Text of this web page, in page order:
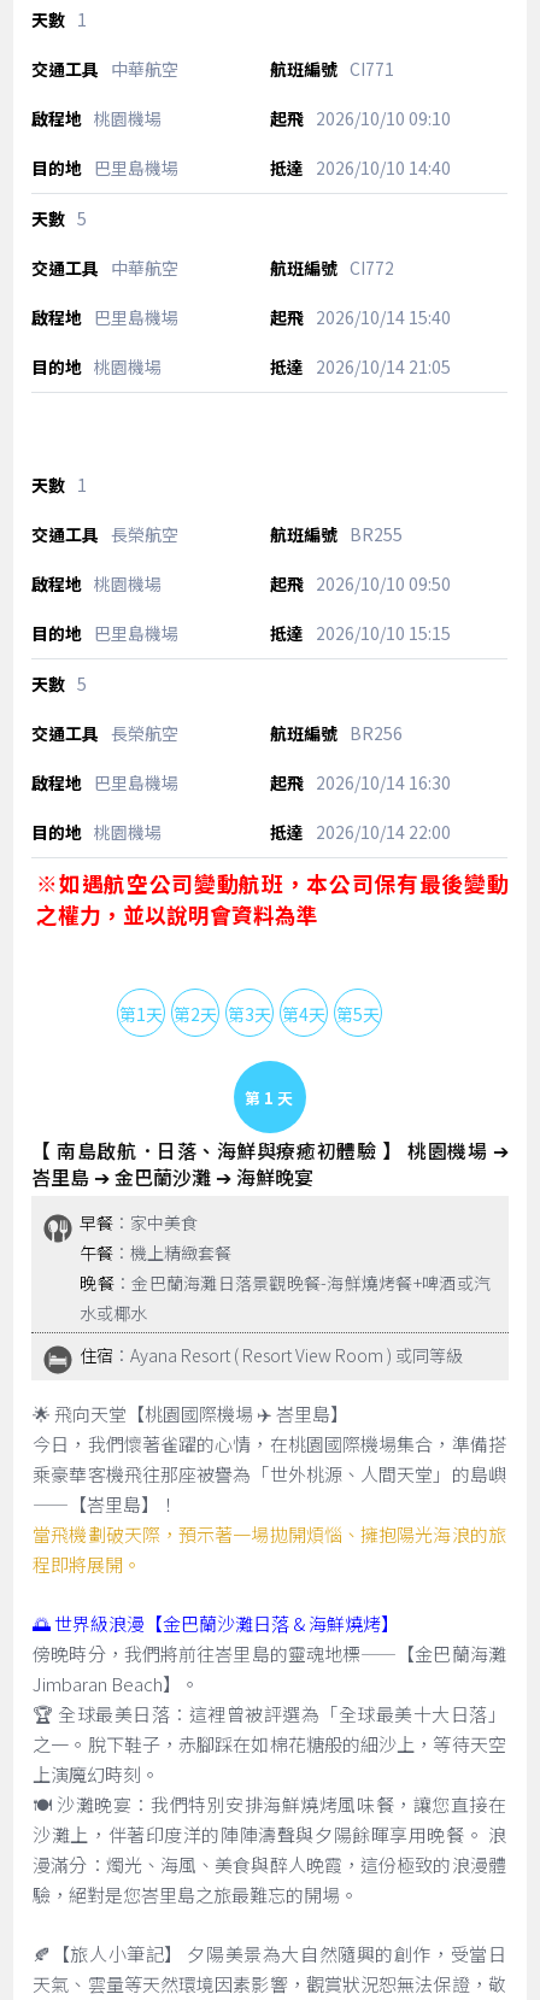
1
中華航空 CI771
桃園機場 2026/10/10 09:10
巴里島機場 2026/10/10 14:40
5
中華航空 CI772
巴里島機場 2026/10/1415:40
桃園機場 2026/10/1421:05
1
長榮航空 BR255
桃園機場 2026/10/10 09:50
巴里島機場 2026/10/10 15:15
5
長榮航空 BR256
巴里島機場 2026/10/1416:30
桃園機場 2026/10/1422:00
※如遇航空公司變動航班，本公司保有最後變動
之權力，並以說明會資料為準
第1天 第2天 第3天 第4天 第5天
Day 1
【 南島啟航．日落、海鮮與療癒初體驗 】 桃園機場 ➔
峇里島 ➔ 金巴蘭沙灘 ➔ 海鮮晚宴
早餐 ：家中美食
午餐 ：機上精緻套餐
晚餐 ：金巴蘭海灘日落景觀晚餐-海鮮燒烤餐+啤酒或汽
水或椰水
住宿 ：Ayana Resort ( Resort View Room ) 或同等級
🌟 飛向天堂【桃園國際機場 ✈️ 峇里島】
今日，我們懷著雀躍的心情，在桃園國際機場集合，準備搭
乘豪華客機飛往那座被譽為「世外桃源、人間天堂」的島嶼
——【峇里島】！
當飛機劃破天際，預示著一場拋開煩惱、擁抱陽光海浪的旅
程即將展開。
🌅 世界級浪漫【金巴蘭沙灘日落 & 海鮮燒烤】
傍晚時分，我們將前往峇里島的靈魂地標——【金巴蘭海灘
Jimbaran Beach】。
🏆 全球最美日落：這裡曾被評選為「全球最美十大日落」
之一。脫下鞋子，赤腳踩在如棉花糖般的細沙上，等待天空
上演魔幻時刻。
🍽️ 沙灘晚宴：我們特別安排海鮮燒烤風味餐，讓您直接在
沙灘上，伴著印度洋的陣陣濤聲與夕陽餘暉享用晚餐。 浪
漫滿分：燭光、海風、美食與醉人晚霞，這份極致的浪漫體
驗，絕對是您峇里島之旅最難忘的開場。
🍂【旅人小筆記】 夕陽美景為大自然隨興的創作，受當日
天氣、雲量等天然環境因素影響，觀賞狀況恕無法保證，敬